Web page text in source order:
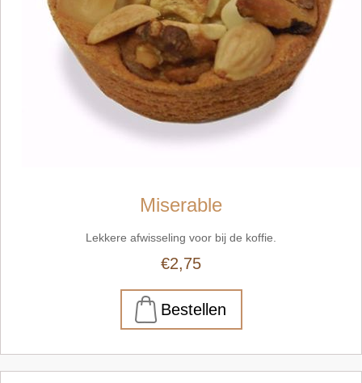
Miserable
Lekkere afwisseling voor bij de koffie.
€2,75